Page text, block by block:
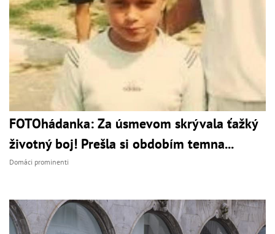
FOTOhádanka: Za úsmevom skrývala ťažký
životný boj! Prešla si obdobím temna...
Domáci prominenti